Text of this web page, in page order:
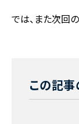
では、また次回
この記